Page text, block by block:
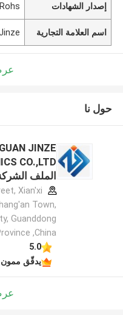
إصدار الشهادات Rohs
اسم العلامة التجارية
حول نا
JINZE
الملف
Xian'xi
Town,
Guanddong
,China
5.0
يدقّق ممون